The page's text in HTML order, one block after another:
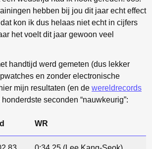
hebben bij jou dit jaar echt effect
kon ik dus helaas niet echt in cijfers
het voelt dit jaar gewoon veel
handtijd werd gemeten (dus lekker
en zonder electronische
mijn resultaten (en de wereldrecords
seconden “nauwkeurig”:
WR